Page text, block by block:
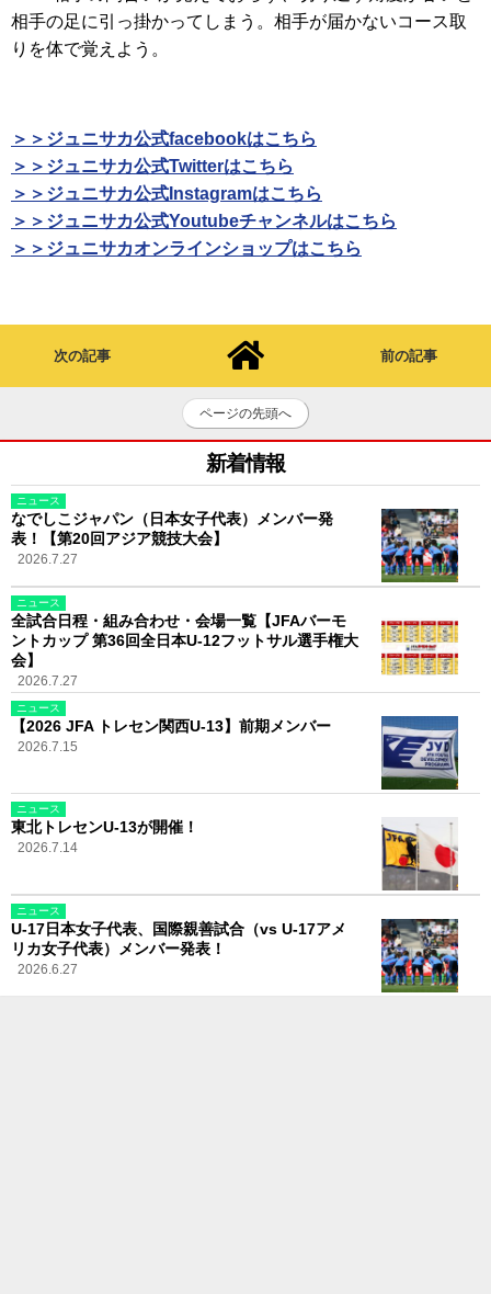
相手の足に引っ掛かってしまう。相手が届かないコース取
りを体で覚えよう。
＞＞ジュニサカ公式facebookはこちら
＞＞ジュニサカ公式Twitterはこちら
＞＞ジュニサカ公式Instagramはこちら
＞＞ジュニサカ公式Youtubeチャンネルはこちら
＞＞ジュニサカオンラインショップはこちら
次の記事 前の記事
ページの先頭へ
新着情報
ニュース
なでしこジャパン（日本女子代表）メンバー発
表！【第20回アジア競技大会】
2026.7.27
ニュース
全試合日程・組み合わせ・会場一覧【JFAバーモ
ントカップ 第36回全日本U-12フットサル選手権大
会】
2026.7.27
ニュース
【2026 JFA トレセン関西U-13】前期メンバー
2026.7.15
ニュース
東北トレセンU-13が開催！
2026.7.14
ニュース
U-17日本女子代表、国際親善試合（vs U-17アメ
リカ女子代表）メンバー発表！
2026.6.27